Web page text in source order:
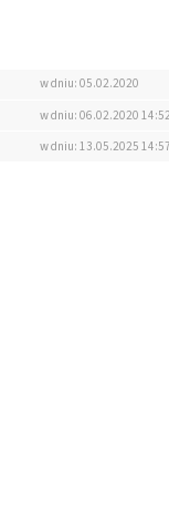
w dniu: 05.02.2020
w dniu: 06.02.2020
w dniu: 13.05.2025 14:57